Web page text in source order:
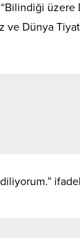
üzere
ve Dünya